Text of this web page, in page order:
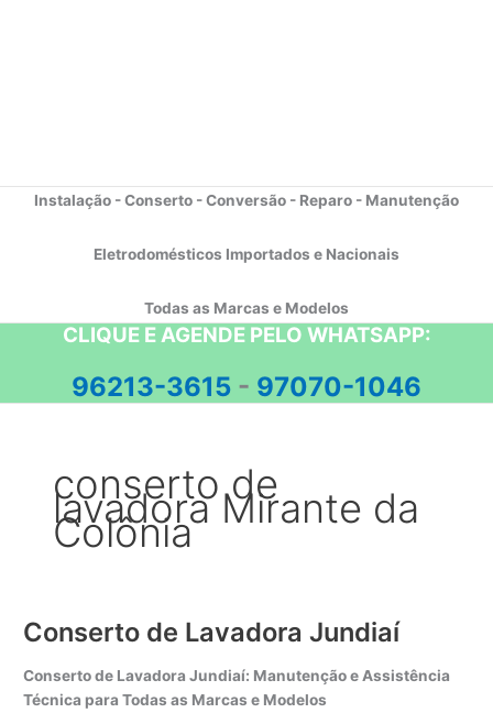
Instalação - Conserto - Conversão - Reparo - Manutenção
Eletrodomésticos Importados e Nacionais
Todas as Marcas e Modelos
CLIQUE E AGENDE PELO WHATSAPP:
96213-3615 - 97070-1046
conserto de
lavadora Mirante da
Colônia
Conserto de Lavadora Jundiaí
Conserto de Lavadora Jundiaí: Manutenção e Assistência
Técnica para Todas as Marcas e Modelos